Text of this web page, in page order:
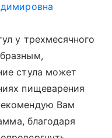
у трехмесячного
стула может
пищеварения
Вам
благодаря